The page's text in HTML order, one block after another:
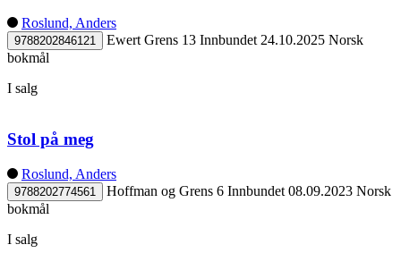
Roslund, Anders
9788202846121 Ewert Grens 13 Innbundet 24.10.2025 Norsk
bokmål
I salg
Stol på meg
Roslund, Anders
9788202774561 Hoffman og Grens 6 Innbundet 08.09.2023 Norsk
bokmål
I salg